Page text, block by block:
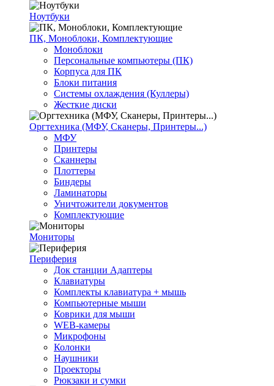
Ноутбуки
ПК, Моноблоки, Комплектующие
Моноблоки
Персональные компьютеры (ПК)
Корпуса для ПК
Блоки питания
Системы охлаждения (Куллеры)
Жесткие диски
Оргтехника (МФУ, Сканеры, Принтеры...)
МФУ
Принтеры
Сканнеры
Плоттеры
Биндеры
Ламинаторы
Уничтожители документов
Комплектующие
Мониторы
Периферия
Док станции Адаптеры
Клавиатуры
Комплекты клавиатура + мышь
Компьютерные мыши
Коврики для мыши
WEB-камеры
Микрофоны
Колонки
Наушники
Проекторы
Рюкзаки и сумки